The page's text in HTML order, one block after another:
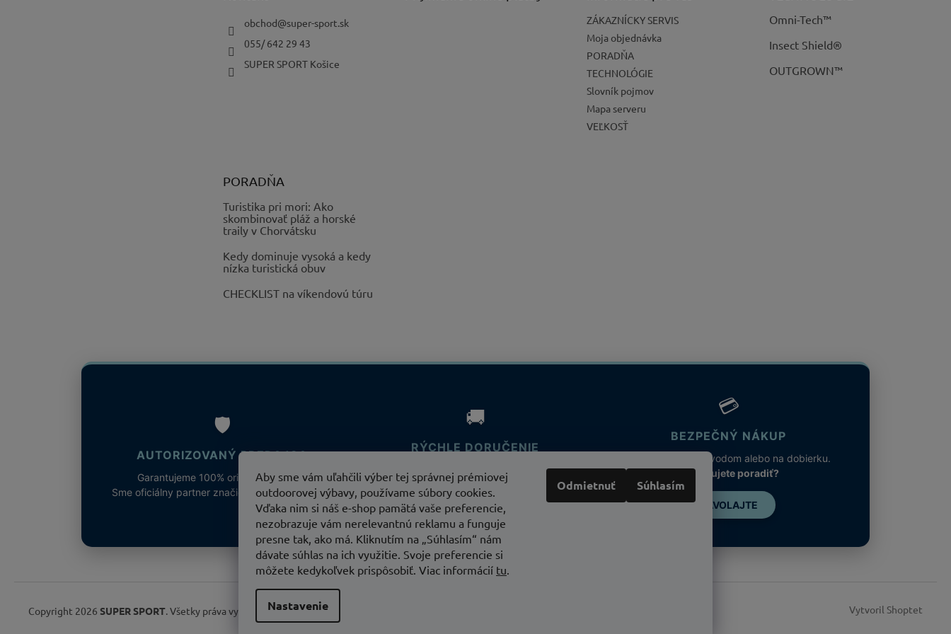
Aby sme vám uľahčili výber tej správnej prémiovej
outdoorovej výbavy, používame súbory cookies.
Vďaka nim si náš e-shop pamätá vaše preferencie,
nezobrazuje vám nerelevantnú reklamu a funguje
presne tak, ako má. Kliknutím na „Súhlasím“ nám
dávate súhlas na ich využitie. Svoje preferencie si
môžete kedykoľvek prispôsobiť. Viac informácií tu.
Nastavenie
Odmietnuť Súhlasím
obchod@super-sport.sk
055/ 642 29 43
SUPER SPORT Košice
ZÁKAZNÍCKY SERVIS
Moja objednávka
PORADŇA
TECHNOLÓGIE
Slovník pojmov
Mapa serveru
VEĽKOSŤ
Omni-Tech™
Insect Shield®
OUTGROWN™
PORADŇA
Turistika pri mori: Ako
skombinovať pláž a horské
traily v Chorvátsku
Kedy dominuje vysoká a kedy
nízka turistická obuv
CHECKLIST na víkendovú túru
🛡️
AUTORIZOVANÝ PREDAJCA
Garantujeme 100% originalitu tovaru.
Sme oficiálny partner značiek Columbia a Sorel.
🚚
RÝCHLE DORUČENIE
Odosielame v pracovných dňoch do 24 hodín.
TERAZ DOPRAVA V RÁMCI SR 3,90 €. PRI NÁKUPE
NAD 200€ DOPRAVA ZADARMO!!!
💳
BEZPEČNÝ NÁKUP
Platba kartou, prevodom alebo na dobierku.
Potrebujete poradiť?
ZAVOLAJTE
Vytvoril Shoptet
Copyright 2026 SUPER SPORT . Všetky práva vyhradené.Upraviť nastavenie cookies